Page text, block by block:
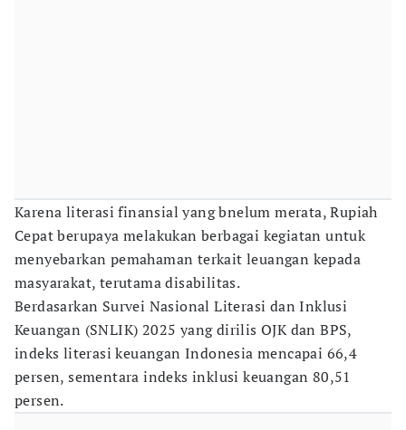
Karena literasi finansial yang bnelum merata, Rupiah
Cepat berupaya melakukan berbagai kegiatan untuk
menyebarkan pemahaman terkait leuangan kepada
masyarakat, terutama disabilitas.
Berdasarkan Survei Nasional Literasi dan Inklusi
Keuangan (SNLIK) 2025 yang dirilis OJK dan BPS,
indeks literasi keuangan Indonesia mencapai 66,4
persen, sementara indeks inklusi keuangan 80,51
persen.